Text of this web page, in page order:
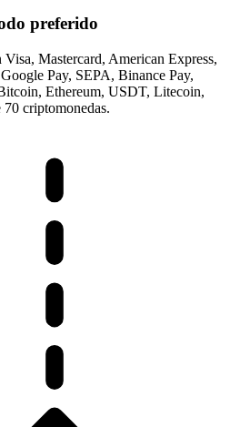
preferido
Mastercard, American Express,
Pay, SEPA, Binance Pay,
Ethereum, USDT, Litecoin,
70 criptomonedas.